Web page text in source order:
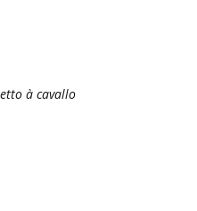
à cavallo